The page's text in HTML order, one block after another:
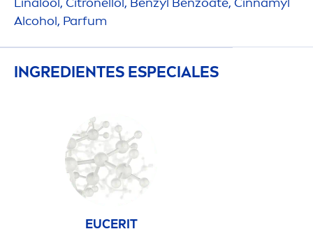
Alcohol, Parfum
INGREDIENTES ESPECIALES
EUCERIT